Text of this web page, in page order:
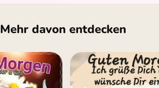
Mehr davon entdecken